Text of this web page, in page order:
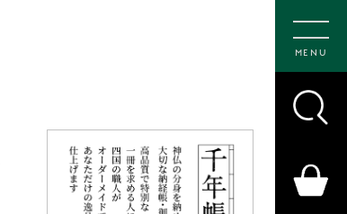
MENU